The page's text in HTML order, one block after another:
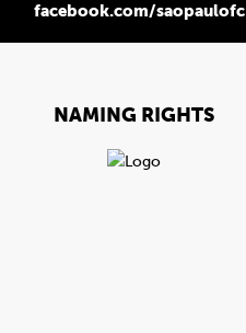
facebook.com/saopaulofc
NAMING RIGHTS